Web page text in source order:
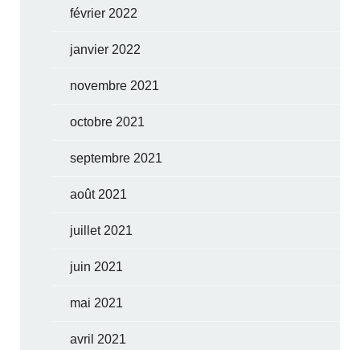
février 2022
janvier 2022
novembre 2021
octobre 2021
septembre 2021
août 2021
juillet 2021
juin 2021
mai 2021
avril 2021